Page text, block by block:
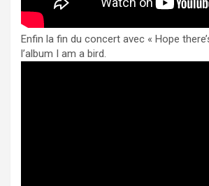
Enfin la fin du concert avec « Hope
l’album I am a bird.